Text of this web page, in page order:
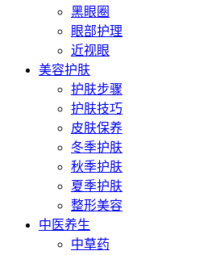
黑眼圈
眼部护理
近视眼
美容护肤
护肤步骤
护肤技巧
皮肤保养
冬季护肤
秋季护肤
夏季护肤
整形美容
中医养生
中草药